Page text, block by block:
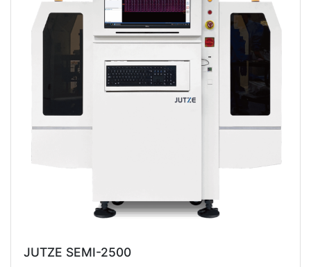
JUTZE SEMI-2500